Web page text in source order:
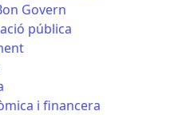
Govern
pública
i financera